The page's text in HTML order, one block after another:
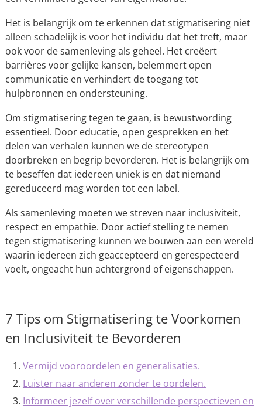
Het is belangrijk om te erkennen dat stigmatisering niet
alleen schadelijk is voor het individu dat het treft, maar
ook voor de samenleving als geheel. Het creëert
barrières voor gelijke kansen, belemmert open
communicatie en verhindert de toegang tot
hulpbronnen en ondersteuning.
Om stigmatisering tegen te gaan, is bewustwording
essentieel. Door educatie, open gesprekken en het
delen van verhalen kunnen we de stereotypen
doorbreken en begrip bevorderen. Het is belangrijk om
te beseffen dat iedereen uniek is en dat niemand
gereduceerd mag worden tot een label.
Als samenleving moeten we streven naar inclusiviteit,
respect en empathie. Door actief stelling te nemen
tegen stigmatisering kunnen we bouwen aan een wereld
waarin iedereen zich geaccepteerd en gerespecteerd
voelt, ongeacht hun achtergrond of eigenschappen.
7 Tips om Stigmatisering te Voorkomen
en Inclusiviteit te Bevorderen
Vermijd vooroordelen en generalisaties.
Luister naar anderen zonder te oordelen.
Informeer jezelf over verschillende perspectieven en